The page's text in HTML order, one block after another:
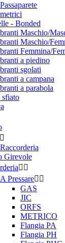
Passaparete
- Bonded
Maschio/
Maschio/
Femmina/
a piedino
sgolati
a campana
a parabola
sfiato

Raccorderia
Girevole
 
A Pressare 
GAS
JIC
ORFS
METRICO
Flangia PA
Flangia PH